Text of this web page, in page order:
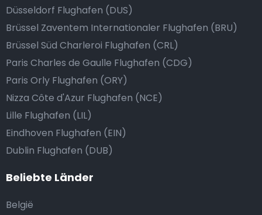
Düsseldorf Flughafen (DUS)
Brüssel Zaventem Internationaler Flughafen (BRU)
Brüssel Süd Charleroi Flughafen (CRL)
Paris Charles de Gaulle Flughafen (CDG)
Paris Orly Flughafen (ORY)
Nizza Côte d'Azur Flughafen (NCE)
Lille Flughafen (LIL)
Eindhoven Flughafen (EIN)
Dublin Flughafen (DUB)
Beliebte Länder
België